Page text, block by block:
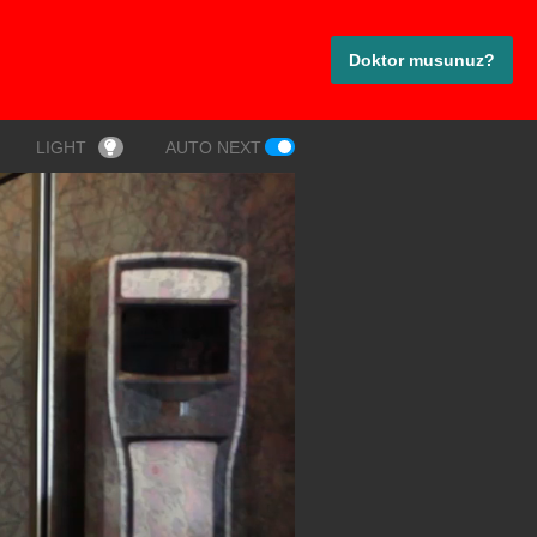
Doktor musunuz?
LIGHT AUTO NEXT